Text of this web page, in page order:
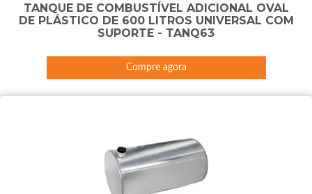
TANQUE DE COMBUSTÍVEL ADICIONAL OVAL
DE PLÁSTICO DE 600 LITROS UNIVERSAL COM
SUPORTE - TANQ63
Compre agora